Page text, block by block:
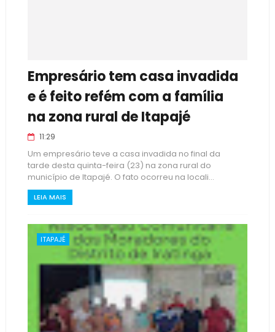
Empresário tem casa invadida
e é feito refém com a família
na zona rural de Itapajé
11:29
Um empresário teve a casa invadida no final da
tarde desta quinta-feira (23) na zona rural do
município de Itapajé. O fato ocorreu na locali...
LEIA MAIS
ITAPAJÉ